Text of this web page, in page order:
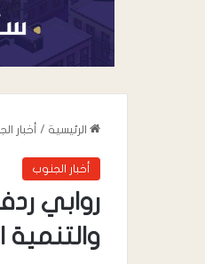
الرئيسية / أخبار
أخبار الجنوب
روابي
والتنمية